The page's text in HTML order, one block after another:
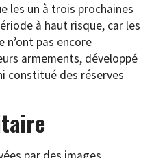
les un à trois prochaines
à haut risque, car les
n’ont pas encore
armements, développé
constitué des réserves